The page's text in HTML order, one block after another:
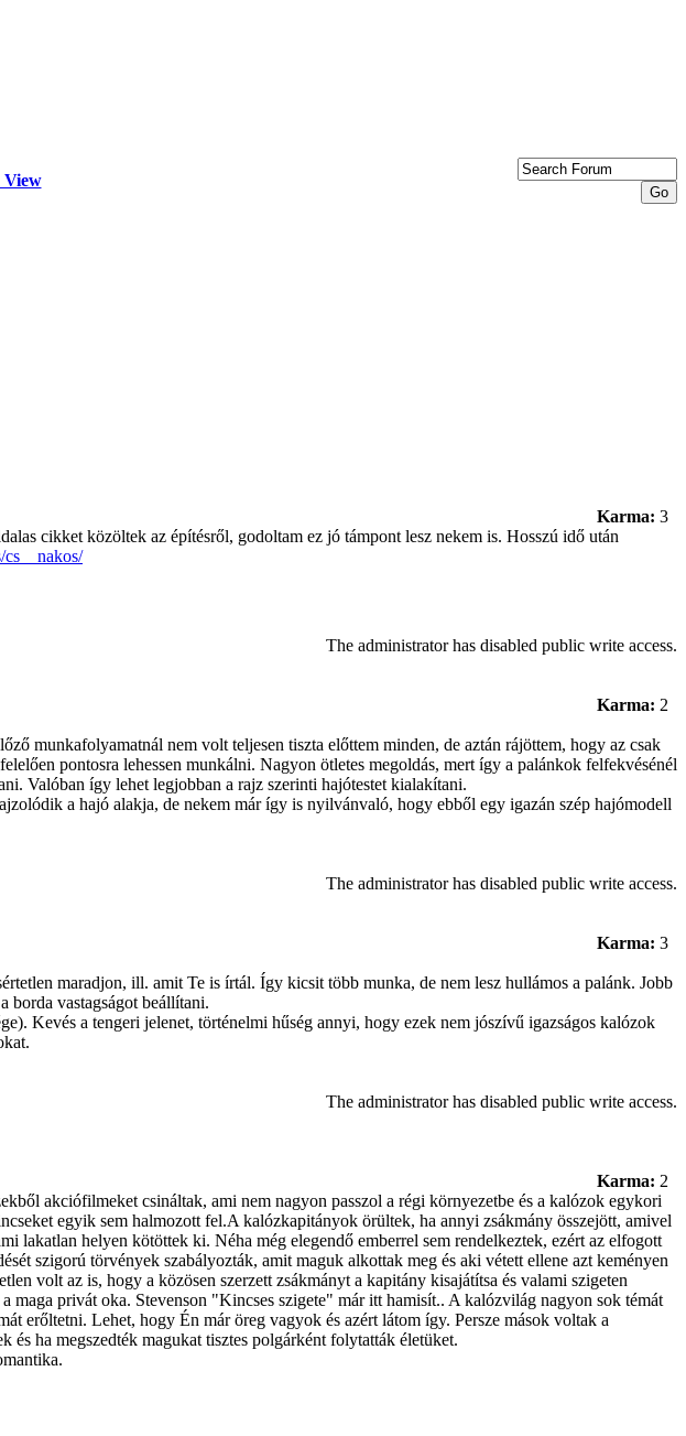
View
Karma: 3
cikket közöltek az építésről, godoltam ez jó támpont lesz nekem is. Hosszú idő után
The administrator has disabled public write access.
Karma: 2
munkafolyamatnál nem volt teljesen tiszta előttem minden, de aztán rájöttem, hogy az csak
pontosra lehessen munkálni. Nagyon ötletes megoldás, mert így a palánkok felfekvésénél
Valóban így lehet legjobban a rajz szerinti hajótestet kialakítani.
a hajó alakja, de nekem már így is nyilvánvaló, hogy ebből egy igazán szép hajómodell
The administrator has disabled public write access.
Karma: 3
maradjon, ill. amit Te is írtál. Így kicsit több munka, de nem lesz hullámos a palánk. Jobb
borda vastagságot beállítani.
Kevés a tengeri jelenet, történelmi hűség annyi, hogy ezek nem jószívű igazságos kalózok
The administrator has disabled public write access.
Karma: 2
akciófilmeket csináltak, ami nem nagyon passzol a régi környezetbe és a kalózok egykori
egyik sem halmozott fel.A kalózkapitányok örültek, ha annyi zsákmány összejött, amivel
lakatlan helyen kötöttek ki. Néha még elegendő emberrel sem rendelkeztek, ezért az elfogott
szigorú törvények szabályozták, amit maguk alkottak meg és aki vétett ellene azt keményen
volt az is, hogy a közösen szerzett zsákmányt a kapitány kisajátítsa és valami szigeten
maga privát oka. Stevenson "Kincses szigete" már itt hamisít.. A kalózvilág nagyon sok témát
erőltetni. Lehet, hogy Én már öreg vagyok és azért látom így. Persze mások voltak a
ha megszedték magukat tisztes polgárként folytatták életüket.